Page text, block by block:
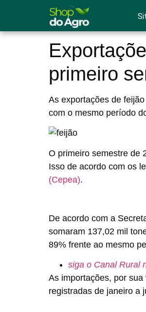
primeiro
As exportações de
com o mesmo período
O primeiro semestre de
Isso de acordo com os
(Cepea).
De acordo com a
somaram 137,02 mil
89% frente ao mesmo
siga o Canal Rural
As importações, por
registradas de janeiro a